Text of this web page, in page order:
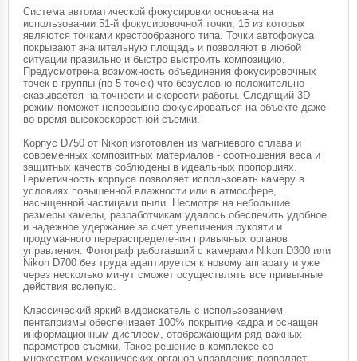
Система автоматической фокусировки основана на
использовании 51-й фокусировочной точки, 15 из которых
являются точками крестообразного типа. Точки автофокуса
покрывают значительную площадь и позволяют в любой
ситуации правильно и быстро выстроить композицию.
Предусмотрена возможность объединения фокусировочных
точек в группы (по 5 точек) что безусловно положительно
сказывается на точности и скорости работы. Следящий 3D
режим поможет непрерывно фокусироваться на объекте даже
во время высокоскоростной съемки.
Корпус D750 от Nikon изготовлен из магниевого сплава и
современных композитных материалов - соотношения веса и
защитных качеств соблюдены в идеальных пропорциях.
Герметичность корпуса позволяет использовать камеру в
условиях повышенной влажности или в атмосфере,
насыщенной частицами пыли. Несмотря на небольшие
размеры камеры, разработчикам удалось обеспечить удобное
и надежное удержание за счет увеличения рукояти и
продуманного перераспределения привычных органов
управления. Фотограф работавший с камерами Nikon D300 или
Nikon D700 без труда адаптируется к новому аппарату и уже
через несколько минут сможет осуществлять все привычные
действия вслепую.
Классический яркий видоискатель с использованием
пентапризмы обеспечивает 100% покрытие кадра и оснащен
информационным дисплеем, отображающим ряд важных
параметров съемки. Такое решение в комплексе со
множеством механических органов управления позволяет